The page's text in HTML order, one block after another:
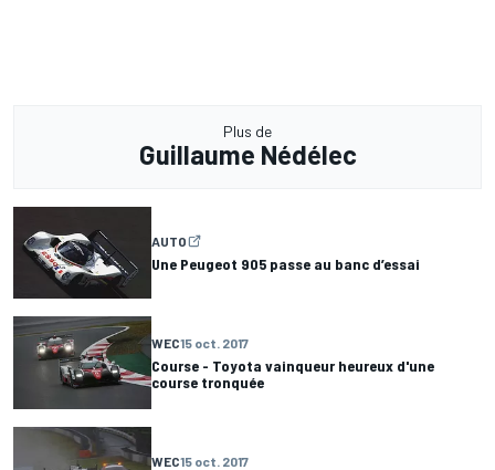
Plus de
Guillaume Nédélec
AUTO
Une Peugeot 905 passe au banc d’essai
WEC15 oct. 2017
Course - Toyota vainqueur heureux d'une
course tronquée
WEC15 oct. 2017